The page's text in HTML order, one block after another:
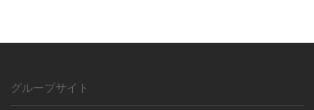
グループサイト